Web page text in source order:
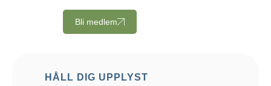
Bli medlem
HÅLL DIG UPPLYST